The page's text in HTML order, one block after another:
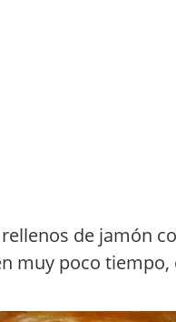
de jamón
muy poco